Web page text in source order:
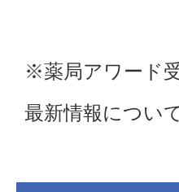
※薬局アワード
最新情報につい